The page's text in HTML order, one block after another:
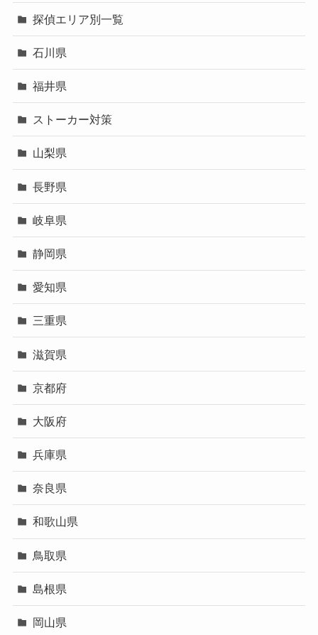
探偵エリア別一覧
石川県
福井県
ストーカー対策
山梨県
長野県
岐阜県
静岡県
愛知県
三重県
滋賀県
京都府
大阪府
兵庫県
奈良県
和歌山県
鳥取県
島根県
岡山県